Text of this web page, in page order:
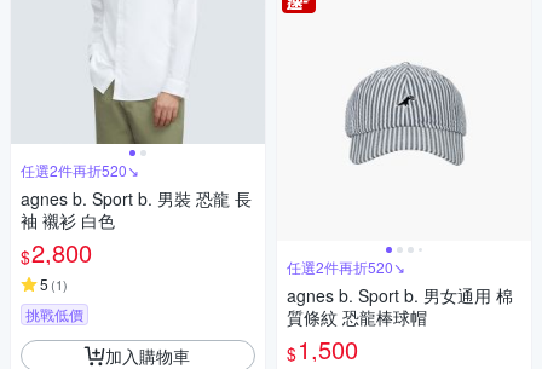
任選2件再折520↘
agnes b. Sport b. 男裝 恐龍 長
袖 襯衫 白色
$2,800
5 (1)
挑戰低價
加入購物車
任選2件再折520↘
agnes b. Sport b. 男女通用 棉
質條紋 恐龍棒球帽
$1,500